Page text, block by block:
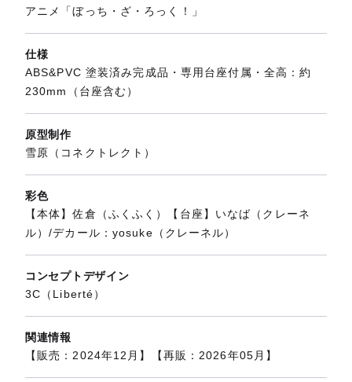
アニメ「ぼっち・ざ・ろっく！」
仕様
ABS&PVC 塗装済み完成品・専用台座付属・全高：約
230mm（台座含む）
原型制作
雪原（コネクトレクト）
彩色
【本体】佐倉（ふくふく）【台座】いなば（クレーネ
ル）/デカール：yosuke（クレーネル）
コンセプトデザイン
3C（Liberté）
関連情報
【販売：2024年12月】【再販：2026年05月】